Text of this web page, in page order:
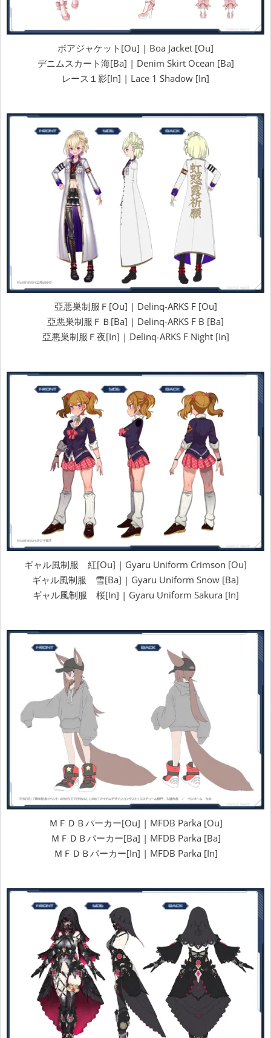
ボアジャケット[Ou] | Boa Jacket [Ou]
デニムスカート海[Ba] | Denim Skirt Ocean [Ba]
レース１影[In] | Lace 1 Shadow [In]
亞悪巣制服Ｆ[Ou] | Delinq-ARKS F [Ou]
亞悪巣制服ＦＢ[Ba] | Delinq-ARKS F B [Ba]
亞悪巣制服Ｆ夜[In] | Delinq-ARKS F Night [In]
ギャル風制服 紅[Ou] | Gyaru Uniform Crimson [Ou]
ギャル風制服 雪[Ba] | Gyaru Uniform Snow [Ba]
ギャル風制服 桜[In] | Gyaru Uniform Sakura [In]
ＭＦＤＢパーカー[Ou] | MFDB Parka [Ou]
ＭＦＤＢパーカー[Ba] | MFDB Parka [Ba]
ＭＦＤＢパーカー[In] | MFDB Parka [In]